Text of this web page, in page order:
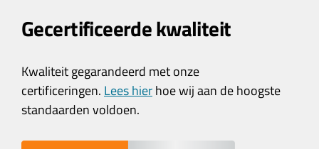
Gecertificeerde kwaliteit
Kwaliteit gegarandeerd met onze
certificeringen. Lees hierhoe wij aan de hoogste
standaarden voldoen.